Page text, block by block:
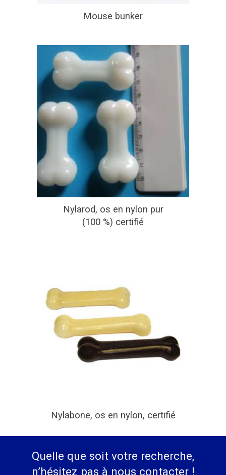
Mouse bunker
Nylarod, os en nylon pur
(100 %) certifié
Nylabone, os en nylon, certifié
Quelle que soit votre recherche,
n’hésitez pas à nous contacter !